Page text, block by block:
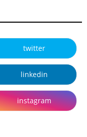
twitter
linkedin
instagram